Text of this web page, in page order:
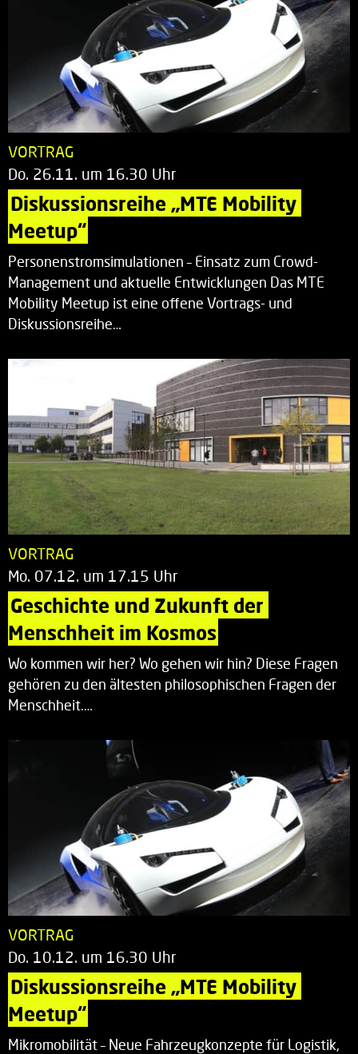
VORTRAG
Do. 26.11. um 16.30 Uhr
Diskussionsreihe „MTE Mobility
Meetup“
Personenstromsimulationen – Einsatz zum Crowd-
Management und aktuelle Entwicklungen Das MTE
Mobility Meetup ist eine offene Vortrags- und
Diskussionsreihe…
VORTRAG
Mo. 07.12. um 17.15 Uhr
Geschichte und Zukunft der
Menschheit im Kosmos
Wo kommen wir her? Wo gehen wir hin? Diese Fragen
gehören zu den ältesten philosophischen Fragen der
Menschheit.…
VORTRAG
Do. 10.12. um 16.30 Uhr
Diskussionsreihe „MTE Mobility
Meetup“
Mikromobilität – Neue Fahrzeugkonzepte für Logistik,